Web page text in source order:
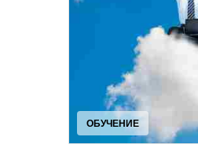
ОБУЧЕНИЕ